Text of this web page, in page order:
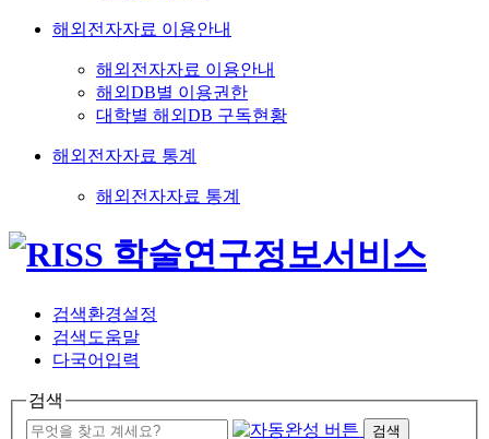
해외전자자료 이용안내
해외전자자료 이용안내
해외DB별 이용권한
대학별 해외DB 구독현황
해외전자자료 통계
해외전자자료 통계
검색환경설정
검색도움말
다국어입력
검색
검색